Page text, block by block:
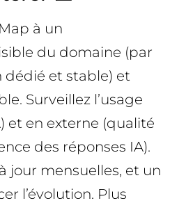
à un
du domaine (par
et stable) et
Surveillez l’usage
et en externe (qualité
des réponses IA).
jour mensuelles, et un
l’évolution. Plus